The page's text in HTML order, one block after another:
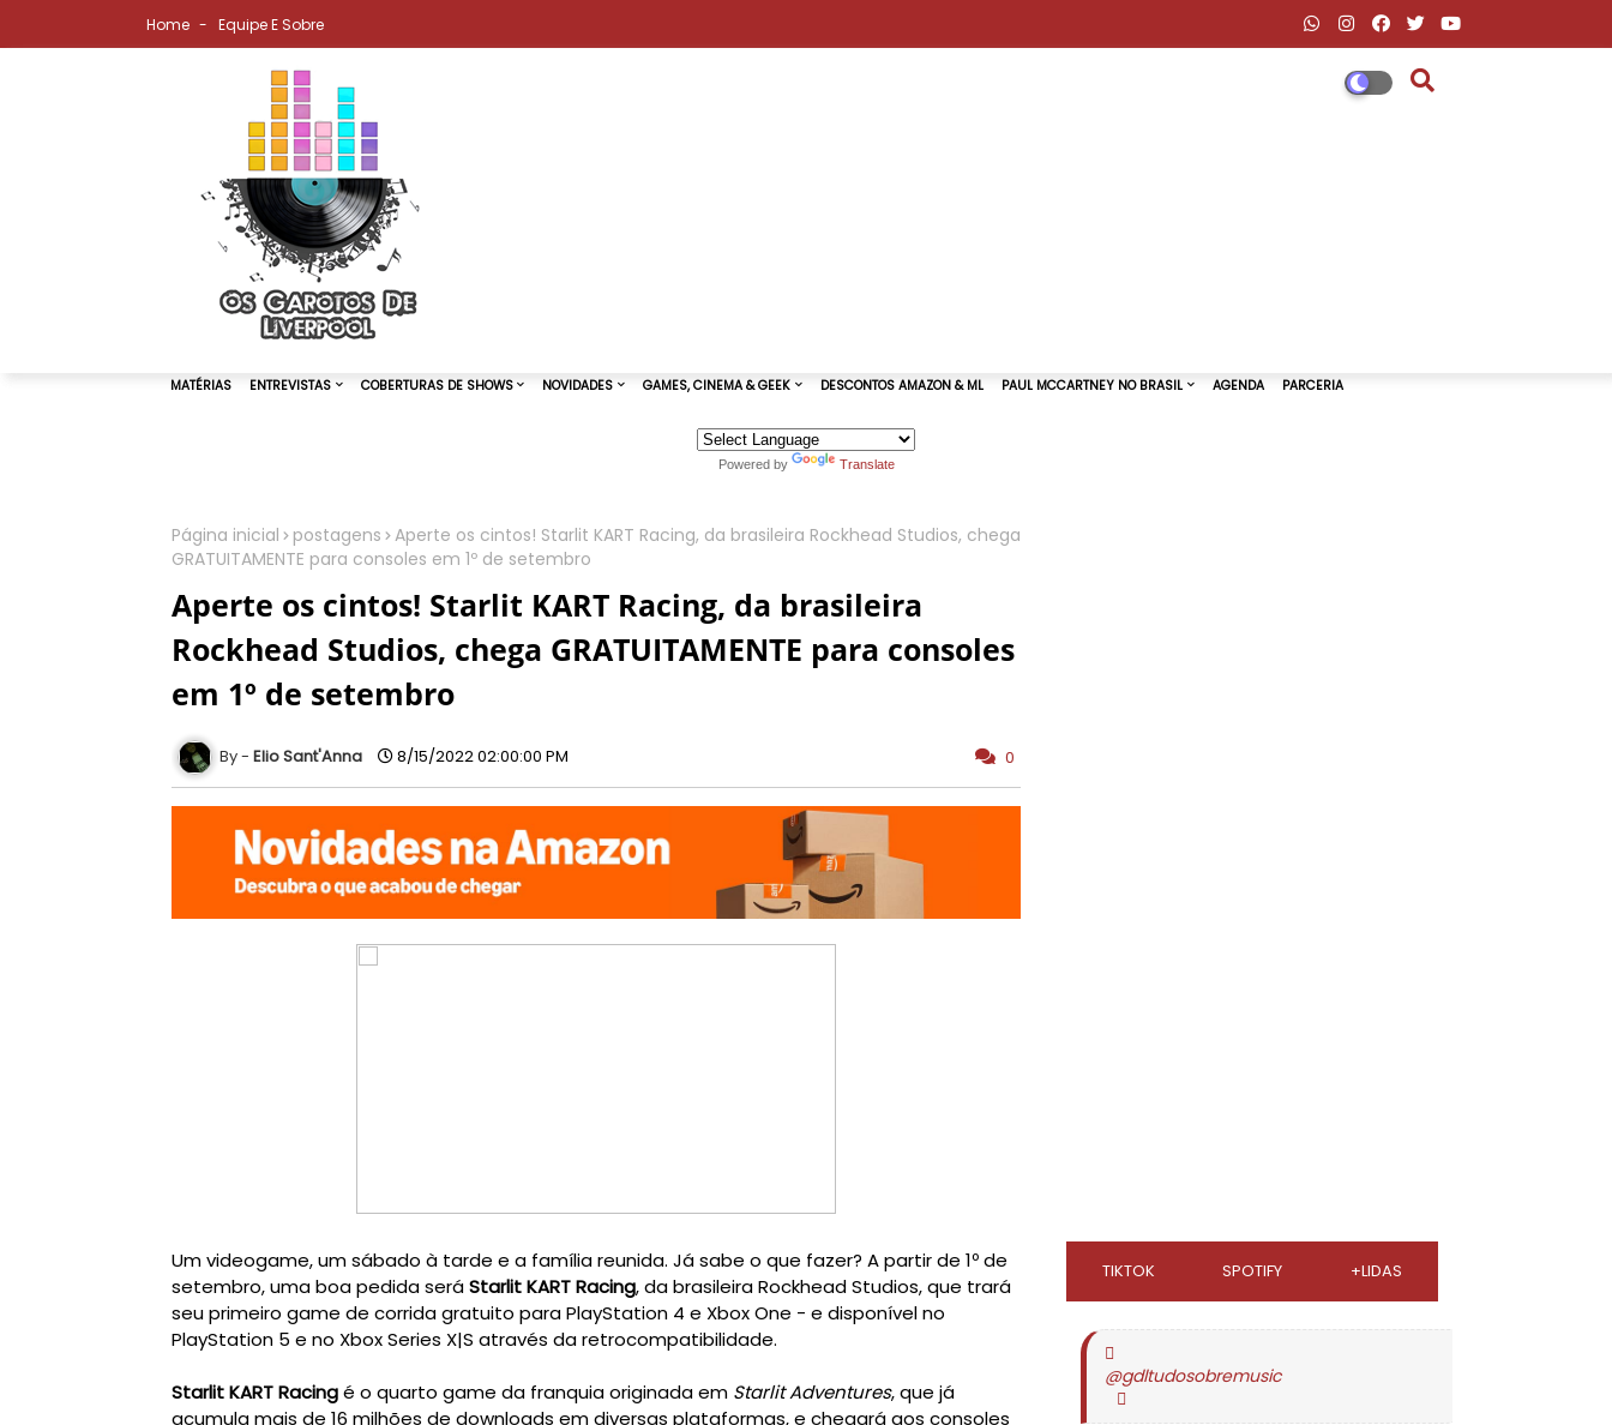
Home Equipe E Sobre
Powered by Translate
Página inicial postagens Aperte os cintos! Starlit KART Racing, da brasileira Rockhead Studios, chega
GRATUITAMENTE para consoles em 1º de setembro
Aperte os cintos! Starlit KART Racing, da brasileira
Rockhead Studios, chega GRATUITAMENTE para consoles
em 1º de setembro
Elio Sant'Anna 8/15/2022 02:00:00 PM 0
Um videogame, um sábado à tarde e a família reunida. Já sabe o que fazer? A partir de 1º de
setembro, uma boa pedida seráStarlit KART Racing, da brasileira Rockhead Studios, que trará
seu primeiro game de corrida gratuito para PlayStation 4 e Xbox One - e disponível no
PlayStation 5 e no Xbox Series X|S através da retrocompatibilidade.
Starlit KART Racingé o quarto game da franquia originada em Starlit Adventures, que já
acumula mais de 16 milhões de downloads em diversas plataformas, e chegará aos consoles
TIKTOK SPOTIFY +LIDAS
@gdltudosobremusic